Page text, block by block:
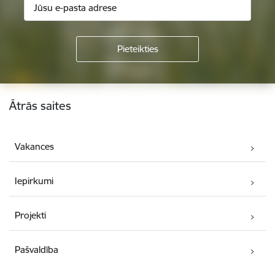
Kājene
Ātrās saites
Vakances
Iepirkumi
Projekti
Pašvaldība